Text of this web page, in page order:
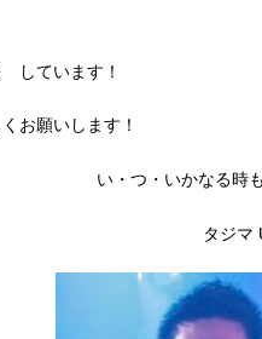
しています！
お願いします！
い・つ・いかなる時
タジマ